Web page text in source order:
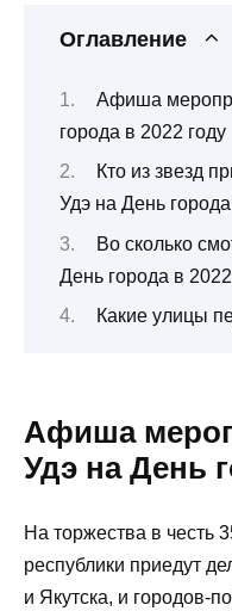
Оглавление
Афиша
города в 2022 году
Кто из звезд
Удэ на День
Во сколько
День города в
Какие улицы
Афиша
Удэ на День
На торжества в честь
республики приедут
и Якутска, и городов-